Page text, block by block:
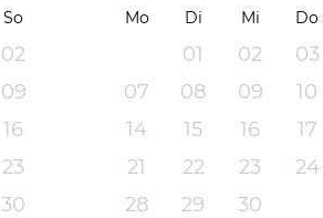
So
02
09
16
23
30
Mo Di Mi Do
01 02 03
07
08 09 10
14
15 16 17
21
22 23 24
28
29 30